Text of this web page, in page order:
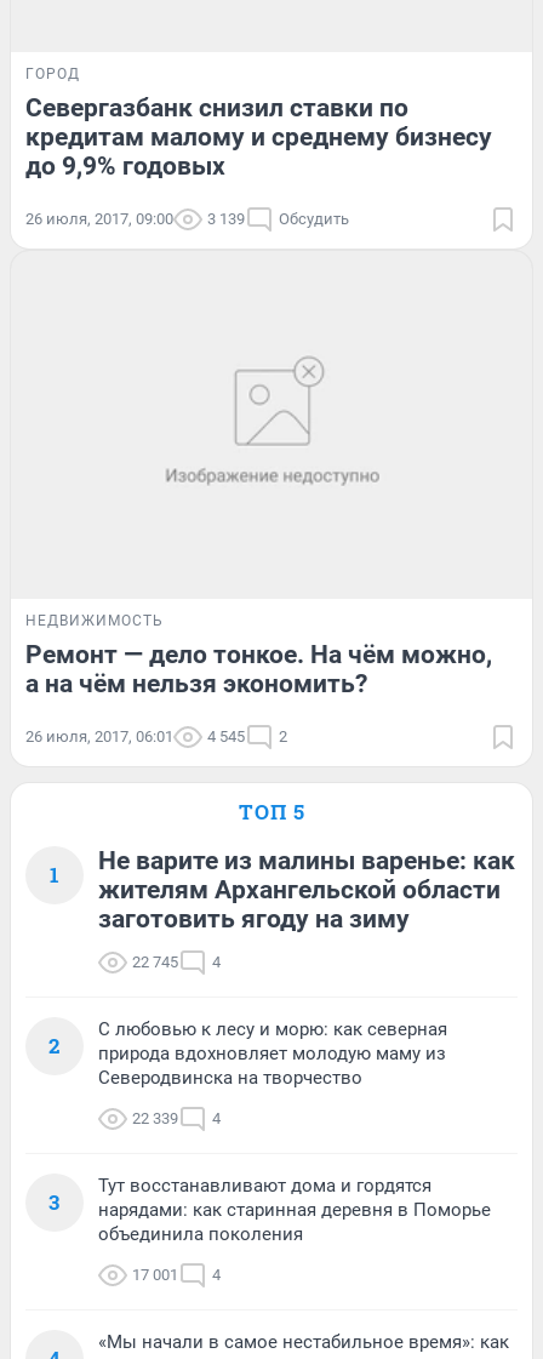
ГОРОД
Севергазбанк снизил ставки по
кредитам малому и среднему бизнесу
до 9,9% годовых
26 июля, 2017, 09:00 3 139 Обсудить
НЕДВИЖИМОСТЬ
Ремонт — дело тонкое. На чём можно,
а на чём нельзя экономить?
26 июля, 2017, 06:01 4 545 2
ТОП 5
1
Не варите из малины варенье: как
жителям Архангельской области
заготовить ягоду на зиму
22 745 4
2
С любовью к лесу и морю: как северная
природа вдохновляет молодую маму из
Северодвинска на творчество
22 339 4
3
Тут восстанавливают дома и гордятся
нарядами: как старинная деревня в Поморье
объединила поколения
17 001 4
«Мы начали в самое нестабильное время»: как